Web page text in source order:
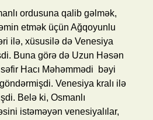
ordusuna qalib gəlmək,
etmək üçün Ağqoyunlu
ilə, xüsusilə də Venesiya
Buna görə də Uzun Həsən
Hacı Məhəmmədi bəyi
Venesiya kralı ilə
Belə ki, Osmanlı
istəməyən venesiyalılar,